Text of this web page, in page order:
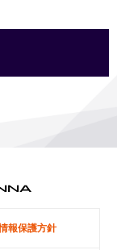
報保護方針